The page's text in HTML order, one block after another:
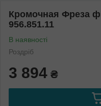
Кромочная Фреза
956.851.11
В наявності
Роздріб
3 894 ₴